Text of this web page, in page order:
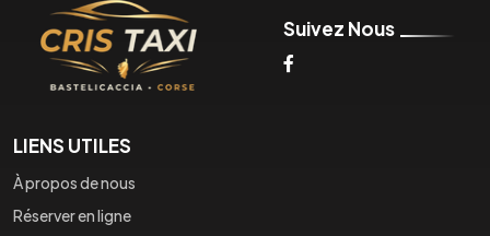
Suivez Nous
LIENS UTILES
À propos de nous
Réserver en ligne